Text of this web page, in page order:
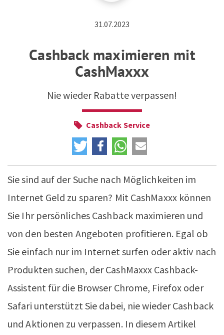
31.07.2023
Cashback maximieren mit
CashMaxxx
Nie wieder Rabatte verpassen!
Cashback Service
Sie sind auf der Suche nach Möglichkeiten im
Internet Geld zu sparen? Mit CashMaxxx können
Sie Ihr persönliches Cashback maximieren und
von den besten Angeboten profitieren. Egal ob
Sie einfach nur im Internet surfen oder aktiv nach
Produkten suchen, der CashMaxxx Cashback-
Assistent für die Browser Chrome, Firefox oder
Safari unterstützt Sie dabei, nie wieder Cashback
und Aktionen zu verpassen. In diesem Artikel
ZUM NEWSLETTER ANMELDEN